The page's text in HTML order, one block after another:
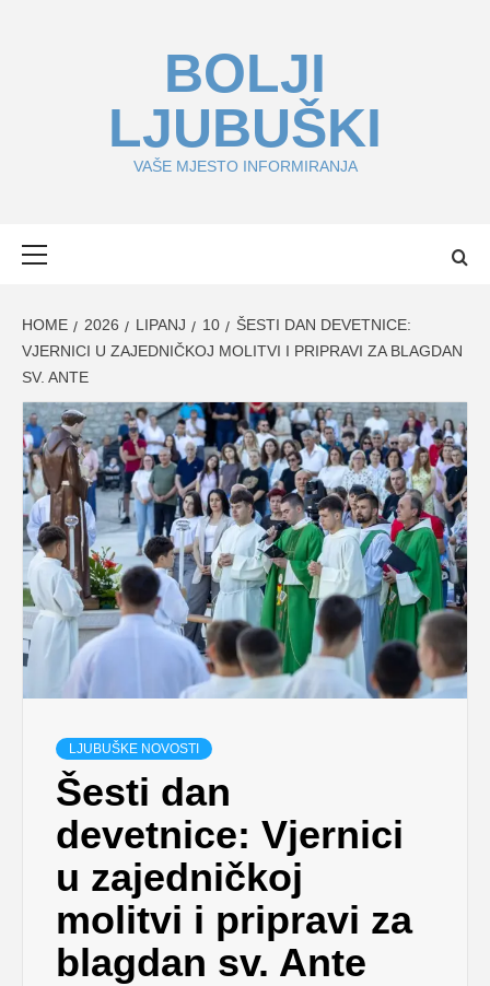
BOLJI
LJUBUŠKI
VAŠE MJESTO INFORMIRANJA
HOME 2026 LIPANJ 10
ŠESTI DAN DEVETNICE:
VJERNICI U ZAJEDNIČKOJ MOLITVI I PRIPRAVI ZA BLAGDAN
SV. ANTE
LJUBUŠKE NOVOSTI
Šesti dan
devetnice: Vjernici
u zajedničkoj
molitvi i pripravi za
blagdan sv. Ante